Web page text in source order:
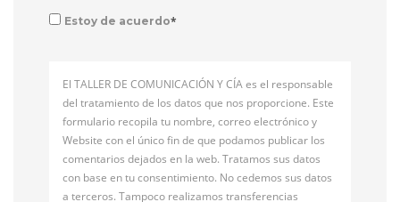
Estoy de acuerdo*
El TALLER DE COMUNICACIÓN Y CÍA es el responsable
del tratamiento de los datos que nos proporcione. Este
formulario recopila tu nombre, correo electrónico y
Website con el único fin de que podamos publicar los
comentarios dejados en la web. Tratamos sus datos
con base en tu consentimiento. No cedemos sus datos
a terceros. Tampoco realizamos transferencias